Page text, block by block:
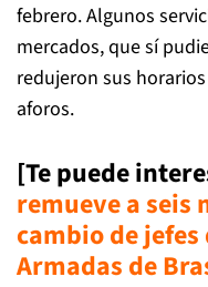
febrero. Algunos
mercados, que sí
redujeron sus
aforos.
[Te puede
remueve a seis
cambio de jefes
Armadas de